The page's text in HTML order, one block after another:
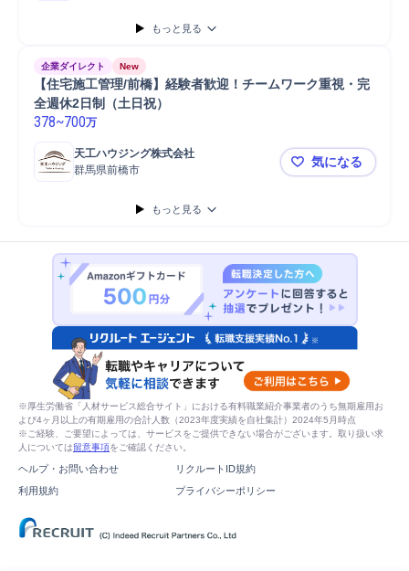
もっと見る
企業ダイレクト New
【住宅施工管理/前橋】経験者歓迎！チームワーク重視・完
全週休2日制（土日祝）
378~700万
天工ハウジング株式会社
群馬県前橋市
【住宅施工
気になる
もっと見る
※厚生労働省「人材サービス総合サイト」における有料職業紹介事業者のうち無期雇用お
よび4ヶ月以上の有期雇用の合計人数（2023年度実績を自社集計）2024年5月時点
※ご経験、ご要望によっては、サービスをご提供できない場合がございます。取り扱い求
人については留意事項をご確認ください。
ヘルプ・お問い合わせ
リクルートID規約
利用規約
プライバシーポリシー